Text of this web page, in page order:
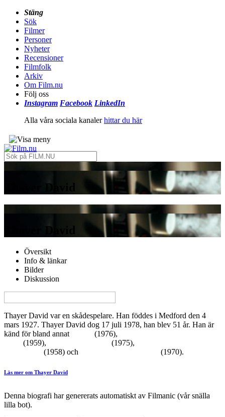
Stäng
Sök
Filmer
Personer
Nyheter
Recensioner
Filmfolk
Arkiv
Om Film.nu
Följ oss
Instagram Facebook LinkedIn
Alla våra sociala kanalerhittar du här
Thayer David
Thayer David
Översikt
Info & länkar
Bilder
Diskussion
Thayer David var en skådespelare. Han föddes i Medford den 4
mars 1927. Thayer David dog 17 juli 1978, han blev 51 år. Han är
känd för bland annat
(1976),
(1959), (1975),
(1958) och (1970).
Läs mer om Thayer David
Denna biografi har genererats automatiskt av Filmanic (vår snälla
lilla bot).